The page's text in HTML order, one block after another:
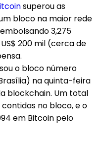
superou as
bloco na maior rede
3,275
200 mil (cerca de
o bloco número
na quinta-feira
blockchain. Um total
no bloco, e o
em Bitcoin pelo